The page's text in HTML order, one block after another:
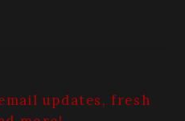
updates, fresh